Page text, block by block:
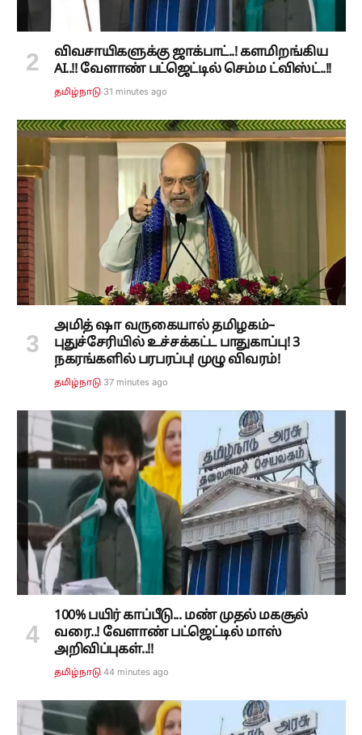
விவசாயிகளுக்கு ஜாக்பாட்..! களமிறங்கிய
AI..!! வேளாண் பட்ஜெட்டில் செம்ம ட்விஸ்ட்..!!
தமிழ்நாடு 31 minutes ago
அமித் ஷா வருகையால் தமிழகம்–
புதுச்சேரியில் உச்சக்கட்ட பாதுகாப்பு! 3
நகரங்களில் பரபரப்பு! முழு விவரம்!
தமிழ்நாடு 37 minutes ago
100% பயிர் காப்பீடு... மண் முதல் மகசூல்
வரை..! வேளாண் பட்ஜெட்டில் மாஸ்
அறிவிப்புகள்..!!
தமிழ்நாடு 44 minutes ago